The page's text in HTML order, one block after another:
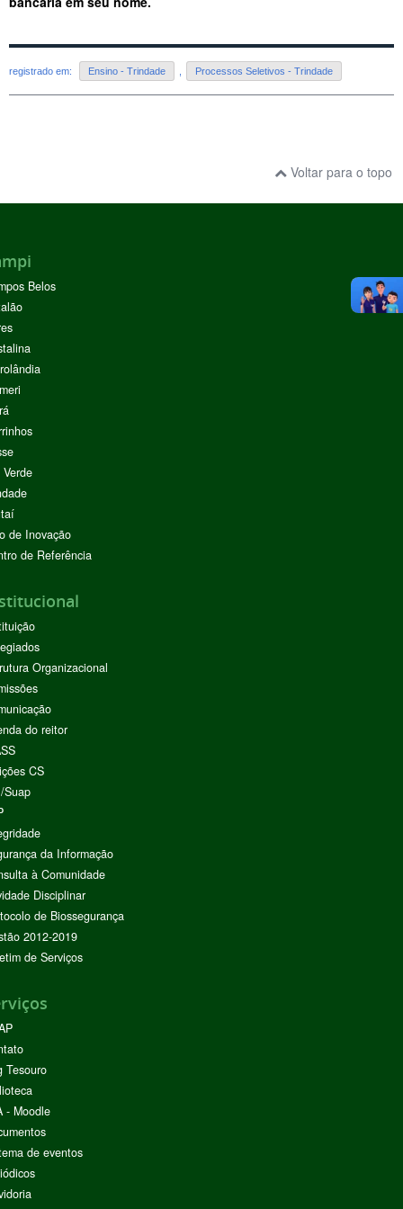
registrado em: Ensino - Trindade Processos Seletivos - Trindade
Voltar para o topo
Belos
de Inovação
de Referência
Organizacional
do reitor
CS
Suap
da Informação
à Comunidade
Disciplinar
de Biossegurança
2012-2019
de Serviços
Tesouro
- Moodle
de eventos